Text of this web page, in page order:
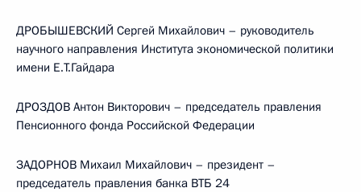
ДРОБЫШЕВСКИЙ Сергей Михайлович – руководитель
научного направления Института экономической политики
имени Е.Т.Гайдара
ДРОЗДОВ Антон Викторович – председатель правления
Пенсионного фонда Российской Федерации
ЗАДОРНОВ Михаил Михайлович – президент –
председатель правления банка ВТБ 24